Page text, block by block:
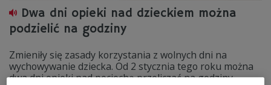
Dwa dni opieki nad dzieckiem można
podzielić na godziny
Zmieniły się zasady korzystania z wolnych dni na
wychowywanie dziecka. Od 2 stycznia tego roku można
dwa dni opieki nad pociechą przeliczać na godziny.